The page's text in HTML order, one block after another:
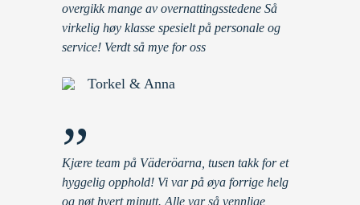
overgikk mange av overnattingsstedene Så
virkelig høy klasse spesielt på personale og
service! Verdt så mye for oss
Torkel & Anna
”
Kjære team på Väderöarna, tusen takk for et
hyggelig opphold! Vi var på øya forrige helg
og nøt hvert minutt. Alle var så vennlige,